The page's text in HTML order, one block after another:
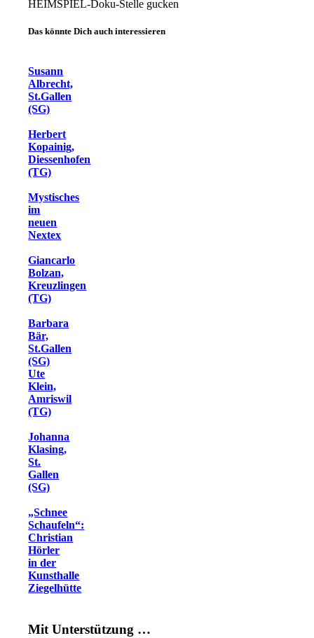
HEIMSPIEL-Doku-Stelle gucken
Das könnte Dich auch interessieren
Susann
Albrecht,
St.Gallen
(SG)
Herbert
Kopainig,
Diessenhofen
(TG)
Mystisches
im
neuen
Nextex
Giancarlo
Bolzan,
Kreuzlingen
(TG)
Barbara
Bär,
St.Gallen
(SG)
Ute
Klein,
Amriswil
(TG)
Johanna
Klasing,
St.
Gallen
(SG)
„Schnee
Schaufeln“:
Christian
Hörler
in der
Kunsthalle
Ziegelhütte
Mit Unterstützung …